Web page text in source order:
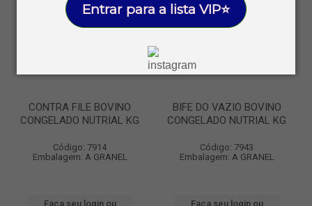
Entrar para a lista VIP⭐
CONTRA FILE BOVINO
CONGELADO NUTRIAL KG
Código: 7914
Embalagem: A GRANEL
Faça seu login ou
BIFE DO VAZIO BOVINO
CONGELADO NUTRIAL KG
Código: 7943
Embalagem: A GRANEL
Faça seu login ou